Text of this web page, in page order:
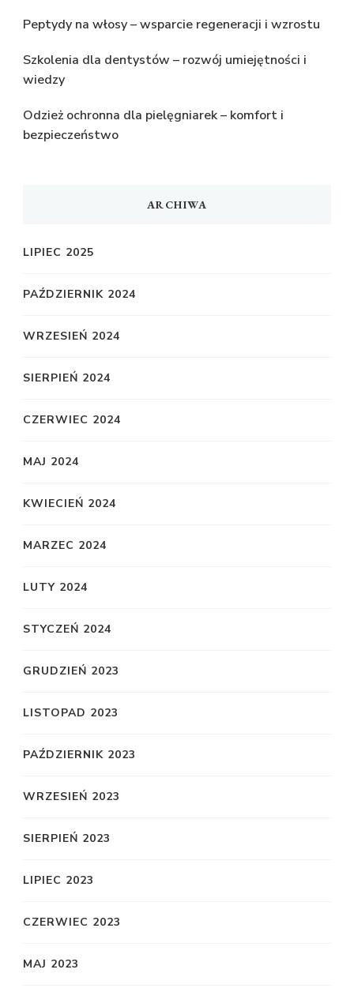
Peptydy na włosy – wsparcie regeneracji i wzrostu
Szkolenia dla dentystów – rozwój umiejętności i
wiedzy
Odzież ochronna dla pielęgniarek – komfort i
bezpieczeństwo
ARCHIWA
LIPIEC 2025
PAŹDZIERNIK 2024
WRZESIEŃ 2024
SIERPIEŃ 2024
CZERWIEC 2024
MAJ 2024
KWIECIEŃ 2024
MARZEC 2024
LUTY 2024
STYCZEŃ 2024
GRUDZIEŃ 2023
LISTOPAD 2023
PAŹDZIERNIK 2023
WRZESIEŃ 2023
SIERPIEŃ 2023
LIPIEC 2023
CZERWIEC 2023
MAJ 2023